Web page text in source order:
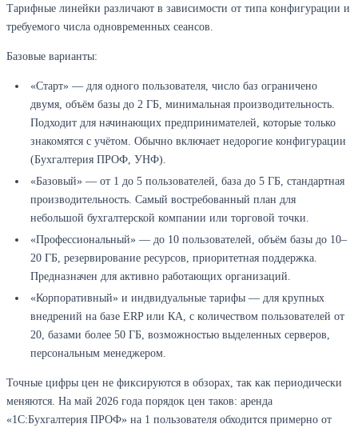
Тарифные линейки различают в зависимости от типа конфигурации и
требуемого числа одновременных сеансов.
Базовые варианты:
«Старт» — для одного пользователя, число баз ограничено
двумя, объём базы до 2 ГБ, минимальная производительность.
Подходит для начинающих предпринимателей, которые только
знакомятся с учётом. Обычно включает недорогие конфигурации
(Бухгалтерия ПРОФ, УНФ).
«Базовый» — от 1 до 5 пользователей, база до 5 ГБ, стандартная
производительность. Самый востребованный план для
небольшой бухгалтерской компании или торговой точки.
«Профессиональный» — до 10 пользователей, объём базы до 10–
20 ГБ, резервирование ресурсов, приоритетная поддержка.
Предназначен для активно работающих организаций.
«Корпоративный» и индвидуальные тарифы — для крупных
внедрений на базе ERP или КА, с количеством пользователей от
20, базами более 50 ГБ, возможностью выделенных серверов,
персональным менеджером.
Точные цифры цен не фиксируются в обзорах, так как периодически
меняются. На май 2026 года порядок цен таков: аренда
«1С:Бухгалтерия ПРОФ» на 1 пользователя обходится примерно от